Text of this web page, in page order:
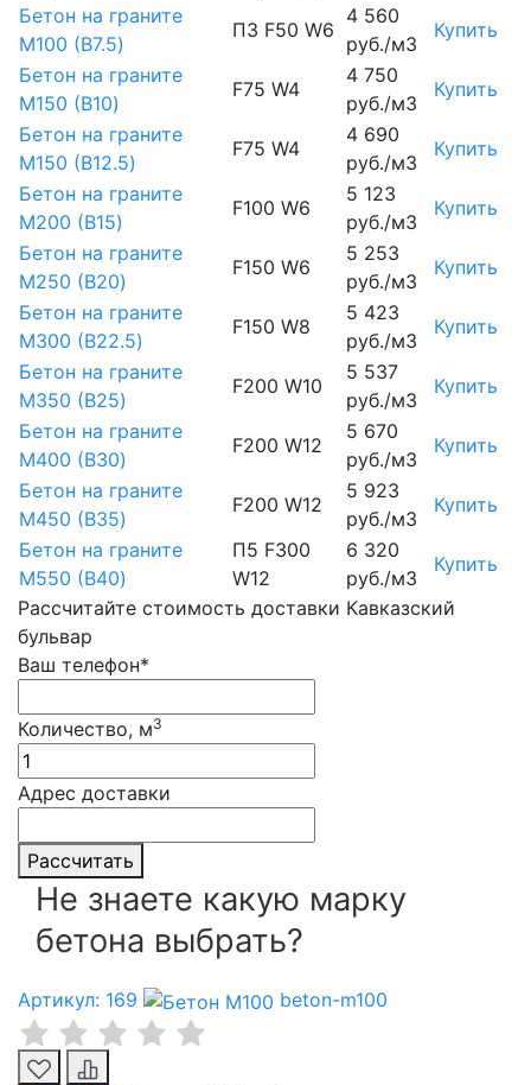
Бетон на граните
М100 (B7.5)
П3 F50 W6
4 560
руб./м3
Купить
Бетон на граните
М150 (B10)
F75 W4
4 750
руб./м3
Купить
Бетон на граните
М150 (B12.5)
F75 W4
4 690
руб./м3
Купить
Бетон на граните
М200 (B15)
F100 W6
5 123
руб./м3
Купить
Бетон на граните
М250 (B20)
F150 W6
5 253
руб./м3
Купить
Бетон на граните
М300 (B22.5)
F150 W8
5 423
руб./м3
Купить
Бетон на граните
М350 (B25)
F200 W10
5 537
руб./м3
Купить
Бетон на граните
М400 (B30)
F200 W12
5 670
руб./м3
Купить
Бетон на граните
М450 (B35)
F200 W12
5 923
руб./м3
Купить
Бетон на граните
М550 (B40)
П5 F300
W12
6 320
руб./м3
Купить
Рассчитайте стоимость доставки Кавказский
бульвар
Ваш телефон*
Количество, м3
Адрес доставки
Рассчитать
Не знаете какую марку
бетона выбрать?
Артикул: 169 beton-m100